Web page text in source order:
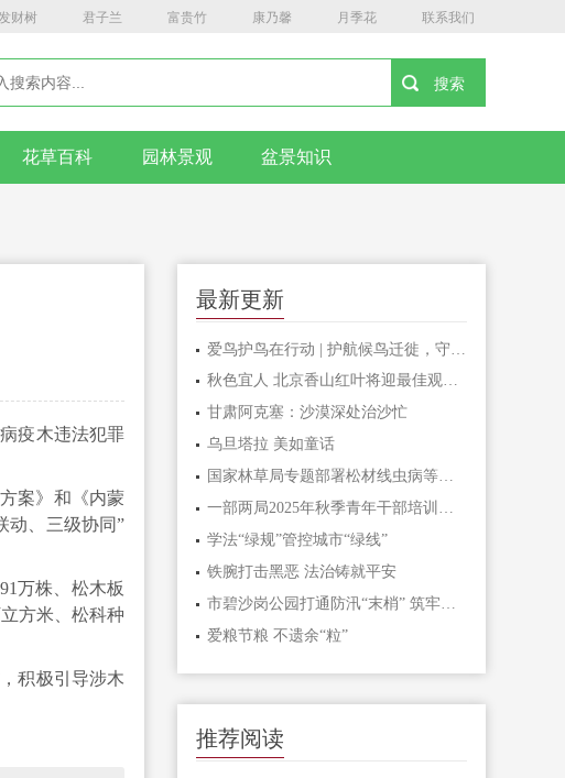
财树 君子兰 富贵竹 康乃馨 月季花 联系我们
花草百科 园林景观 盆景知识
疫木违法犯罪
案》和《内蒙
动、三级协同”
万株、松木板
方米、松科种
积极引导涉木
最新更新
秋色宜人 北京香山红叶将迎最佳观赏期
甘肃阿克塞：沙漠深处治沙忙
乌旦塔拉 美如童话
国家林草局专题部署松材线虫病等疫情防控工作
一部两局2025年秋季青年干部培训班和处级干部进修班开班
学法“绿规”管控城市“绿线”
铁腕打击黑恶 法治铸就平安
市碧沙岗公园打通防汛“末梢” 筑牢生态安全屏障
爱粮节粮 不遗余“粒”
推荐阅读